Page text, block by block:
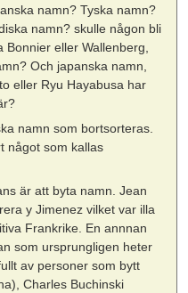
namn? Tyska namn?
namn? skulle någon bli
eller Wallenberg,
Och japanska namn,
eller Ryu Hayabusa har
namn som bortsorteras.
något som kallas
är att byta namn. Jean
y Jimenez vilket var illa
Frankrike. En annnan
som ursprungligen heter
av personer som bytt
Charles Buchinski